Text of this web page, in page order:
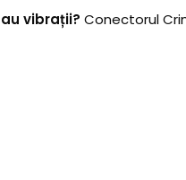
vibrații? Conectorul